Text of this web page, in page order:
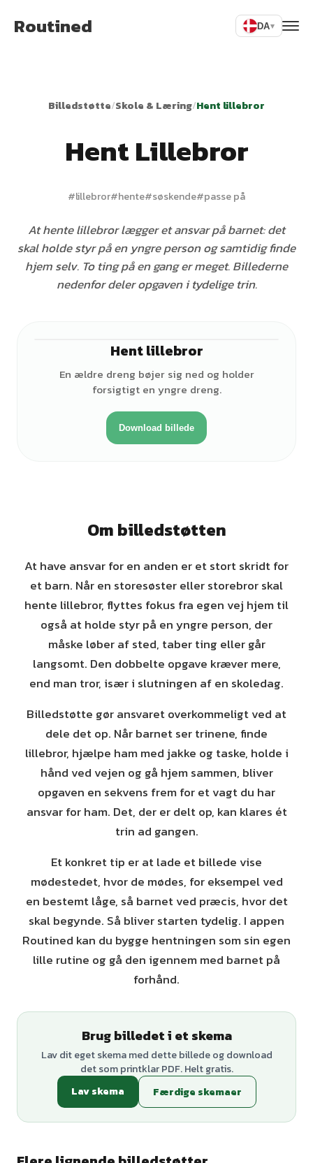
Routined DA▾
Billedstøtte/Skole & Læring/Hent lillebror
Hent Lillebror
#lillebror#hente#søskende#passe på
At hente lillebror lægger et ansvar på barnet: det
skal holde styr på en yngre person og samtidig finde
hjem selv. To ting på en gang er meget. Billederne
nedenfor deler opgaven i tydelige trin.
Hent lillebror
En ældre dreng bøjer sig ned og holder
forsigtigt en yngre dreng.
Download billede
Om billedstøtten
At have ansvar for en anden er et stort skridt for
et barn. Når en storesøster eller storebror skal
hente lillebror, flyttes fokus fra egen vej hjem til
også at holde styr på en yngre person, der
måske løber af sted, taber ting eller går
langsomt. Den dobbelte opgave kræver mere,
end man tror, især i slutningen af en skoledag.
Billedstøtte gør ansvaret overkommeligt ved at
dele det op. Når barnet ser trinene, finde
lillebror, hjælpe ham med jakke og taske, holde i
hånd ved vejen og gå hjem sammen, bliver
opgaven en sekvens frem for et vagt du har
ansvar for ham. Det, der er delt op, kan klares ét
trin ad gangen.
Et konkret tip er at lade et billede vise
mødestedet, hvor de mødes, for eksempel ved
en bestemt låge, så barnet ved præcis, hvor det
skal begynde. Så bliver starten tydelig. I appen
Routined kan du bygge hentningen som sin egen
lille rutine og gå den igennem med barnet på
forhånd.
Brug billedet i et skema
Lav dit eget skema med dette billede og download
det som printklar PDF. Helt gratis.
Lav skema
Færdige skemaer